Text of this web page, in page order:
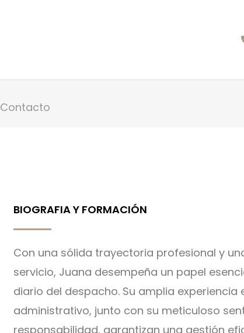
Contacto
BIOGRAFIA Y FORMACIÓN
Con una sólida trayectoria profesional y
servicio, Juana desempeña un papel
diario del despacho. Su amplia
administrativo, junto con su meticuloso
responsabilidad, garantizan una gestión